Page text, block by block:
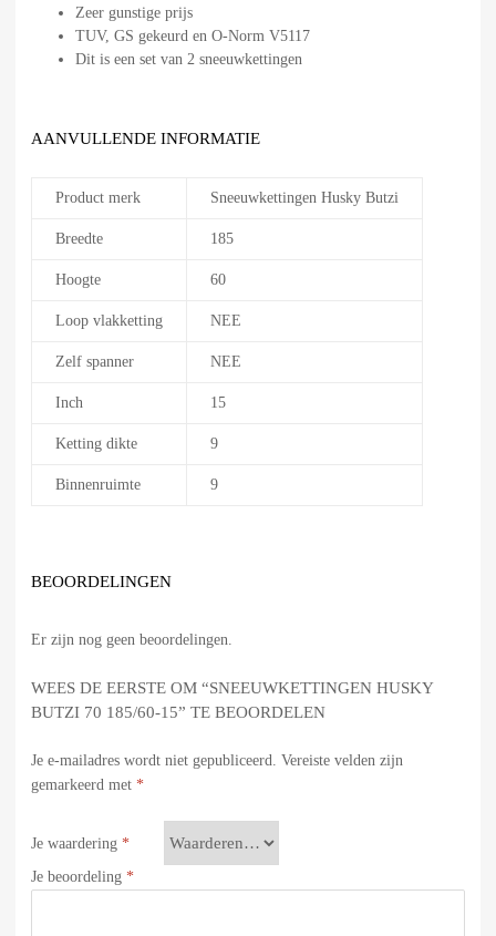
Zeer gunstige prijs
TUV, GS gekeurd en O-Norm V5117
Dit is een set van 2 sneeuwkettingen
AANVULLENDE INFORMATIE
Product merk Sneeuwkettingen Husky Butzi
Breedte 185
Hoogte 60
Loop vlakketting NEE
Zelf spanner NEE
Inch 15
Ketting dikte 9
Binnenruimte 9
BEOORDELINGEN
Er zijn nog geen beoordelingen.
WEES DE EERSTE OM “SNEEUWKETTINGEN HUSKY
BUTZI 70 185/60-15” TE BEOORDELEN
Je e-mailadres wordt niet gepubliceerd. Vereiste velden zijn
gemarkeerd met *
Je waardering *
Je beoordeling *